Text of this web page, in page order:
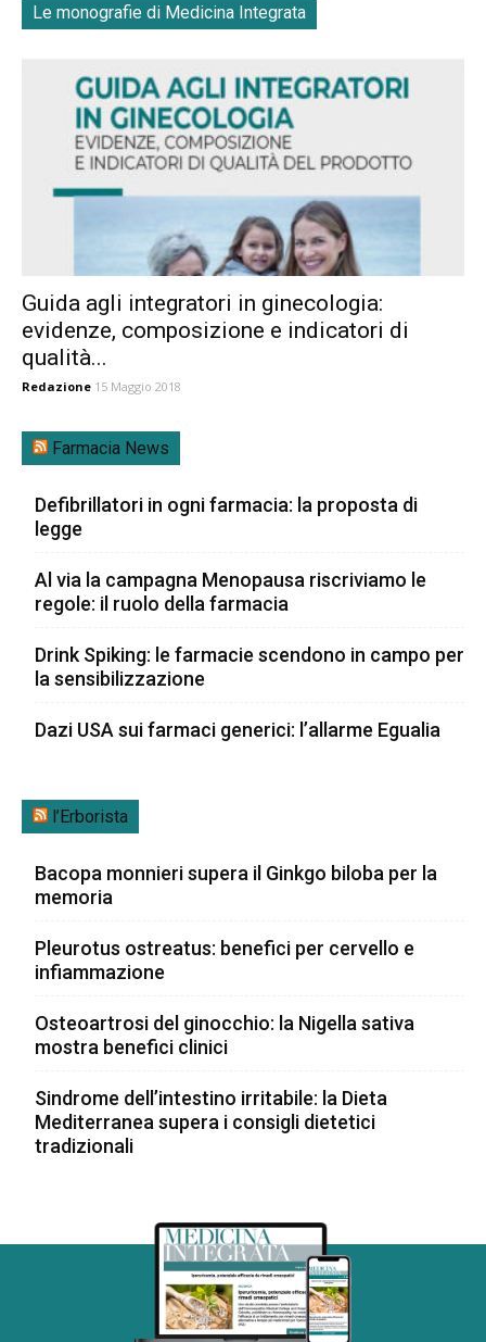
Le monografie di Medicina Integrata
Guida agli integratori in ginecologia:
evidenze, composizione e indicatori di
qualità...
Redazione 15 Maggio 2018
Farmacia News
Defibrillatori in ogni farmacia: la proposta di
legge
Al via la campagna Menopausa riscriviamo le
regole: il ruolo della farmacia
Drink Spiking: le farmacie scendono in campo per
la sensibilizzazione
Dazi USA sui farmaci generici: l’allarme Egualia
l’Erborista
Bacopa monnieri supera il Ginkgo biloba per la
memoria
Pleurotus ostreatus: benefici per cervello e
infiammazione
Osteoartrosi del ginocchio: la Nigella sativa
mostra benefici clinici
Sindrome dell’intestino irritabile: la Dieta
Mediterranea supera i consigli dietetici
tradizionali